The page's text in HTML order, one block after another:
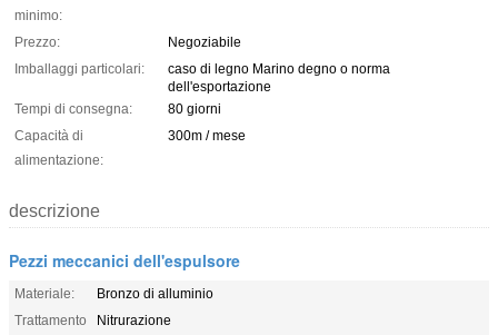
minimo:
Prezzo:
Negoziabile
Imballaggi particolari:
caso di legno Marino degno o norma
dell'esportazione
Tempi di consegna:
80 giorni
Capacità di
alimentazione:
300m / mese
descrizione
Pezzi meccanici dell'espulsore
Materiale:
Bronzo di alluminio
Trattamento
Nitrurazione